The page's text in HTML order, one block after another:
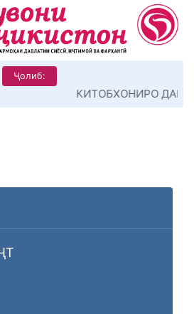
Ҷолиб:
ХУД ТАШАККУЛ ДИҲЕМ